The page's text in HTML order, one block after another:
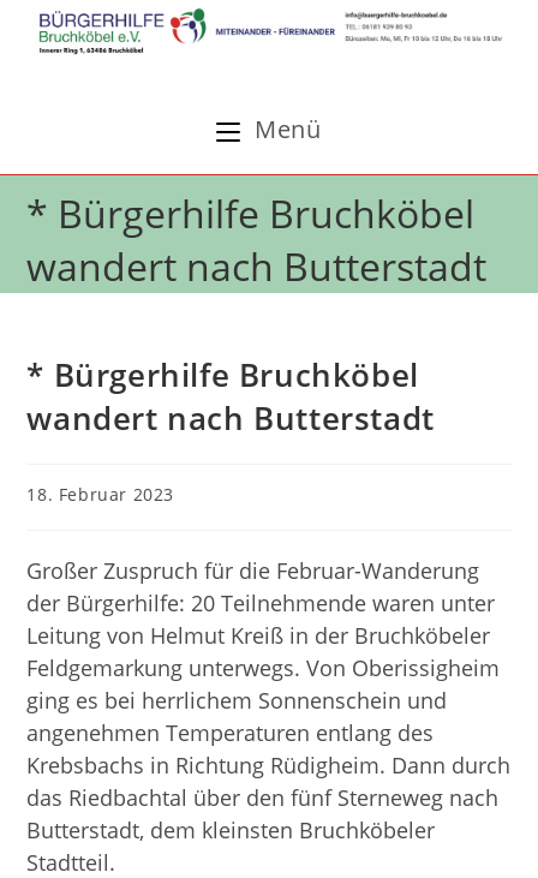
Inhalt
Menü
* Bürgerhilfe Bruchköbel
wandert nach Butterstadt
* Bürgerhilfe Bruchköbel
wandert nach Butterstadt
Beitrag
18. Februar 2023
Großer Zuspruch für die Februar-Wanderung
der Bürgerhilfe: 20 Teilnehmende waren unter
Leitung von Helmut Kreiß in der Bruchköbeler
Feldgemarkung unterwegs. Von Oberissigheim
ging es bei herrlichem Sonnenschein und
angenehmen Temperaturen entlang des
Krebsbachs in Richtung Rüdigheim. Dann durch
das Riedbachtal über den fünf Sterneweg nach
Butterstadt, dem kleinsten Bruchköbeler
Stadtteil.